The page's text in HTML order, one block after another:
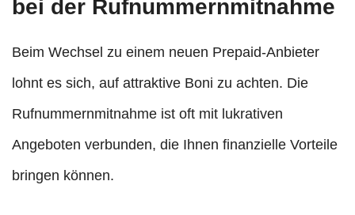
bei der Rufnummernmitnahme
Beim Wechsel zu einem neuen Prepaid-Anbieter
lohnt es sich, auf attraktive Boni zu achten. Die
Rufnummernmitnahme ist oft mit lukrativen
Angeboten verbunden, die Ihnen finanzielle Vorteile
bringen können.